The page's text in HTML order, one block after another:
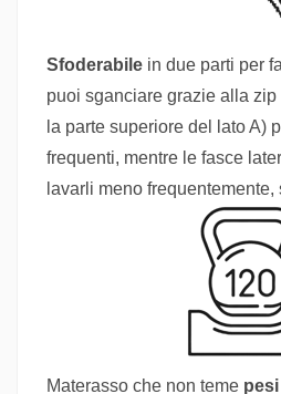
Sfoderabilein due parti per
puoi sganciare grazie alla
la parte superiore del lato A)
frequenti, mentre le fasce
lavarli meno frequentemente,
Materasso che non teme